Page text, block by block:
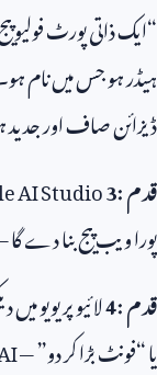
“ایک ذاتی پورٹ فولیو
ہیڈر ہو جس میں نام
ڈیزائن صاف اور جدید
قدم3:
AI Studio
پورا ویب پیج بنا دے
قدم4:لائیو پریویو
یا “فونٹ بڑا کر دو” —